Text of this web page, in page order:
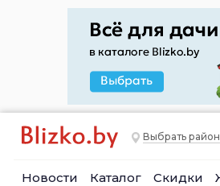
Выбрать район
Новости Каталог Скидки